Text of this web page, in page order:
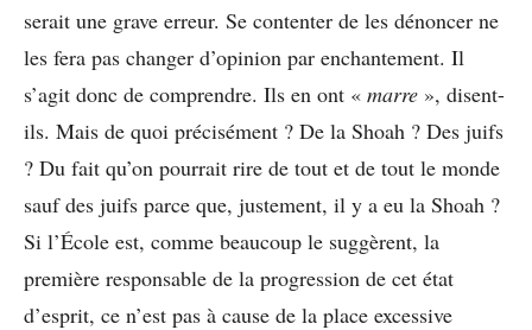
serait une grave erreur. Se contenter de les dénoncer ne
les fera pas changer d’opinion par enchantement. Il
s’agit donc de comprendre. Ils en ont « marre », disent-
ils. Mais de quoi précisément ? De la Shoah ? Des juifs
? Du fait qu’on pourrait rire de tout et de tout le monde
sauf des juifs parce que, justement, il y a eu la Shoah ?
Si l’École est, comme beaucoup le suggèrent, la
première responsable de la progression de cet état
d’esprit, ce n’est pas à cause de la place excessive